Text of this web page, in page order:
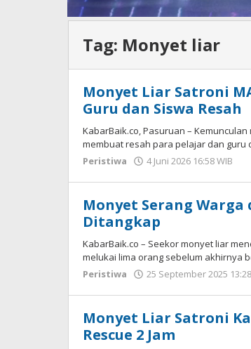
Tag: Monyet liar
Monyet Liar Satroni
Guru dan Siswa Resah
KabarBaik.co, Pasuruan –
membuat resah para pelajar dan guru
Peristiwa
4 Juni 2026 16:58 WIB
Monyet Serang Warga
Ditangkap
KabarBaik.co – Seekor monyet liar
melukai lima orang sebelum akhirnya
Peristiwa
25 September 2025
Monyet Liar Satroni
Rescue 2 Jam